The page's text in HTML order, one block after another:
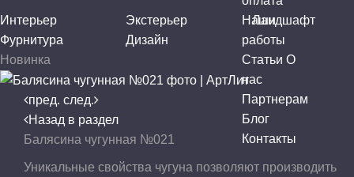
Наши
работы
Статьи О
нас
Партнерам
Блог
Контакты
Интерьер Экстерьер
Ландшафт
Фурнитура
Дизайн
Новинка
пред. след.
Назад в раздел
Балясина чугунная №021
Уникальные свойства чугуна позволяют производить